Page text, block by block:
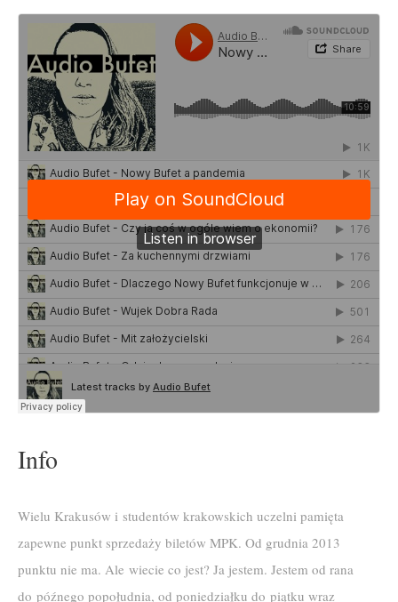
Info
Wielu Krakusów i studentów krakowskich uczelni pamięta
zapewne punkt sprzedaży biletów MPK. Od grudnia 2013
punktu nie ma. Ale wiecie co jest? Ja jestem. Jestem od rana
do późnego popołudnia, od poniedziałku do piątku wraz